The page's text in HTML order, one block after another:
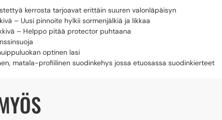
kerrosta tarjoavat erittäin suuren valonläpäisyn
– Uusi pinnoite hylkii sormenjälkiä ja likkaa
– Helppo pitää protector puhtaana
optinen lasi
matala-profiilinen suodinkehys jossa etuosassa suodinkierteet